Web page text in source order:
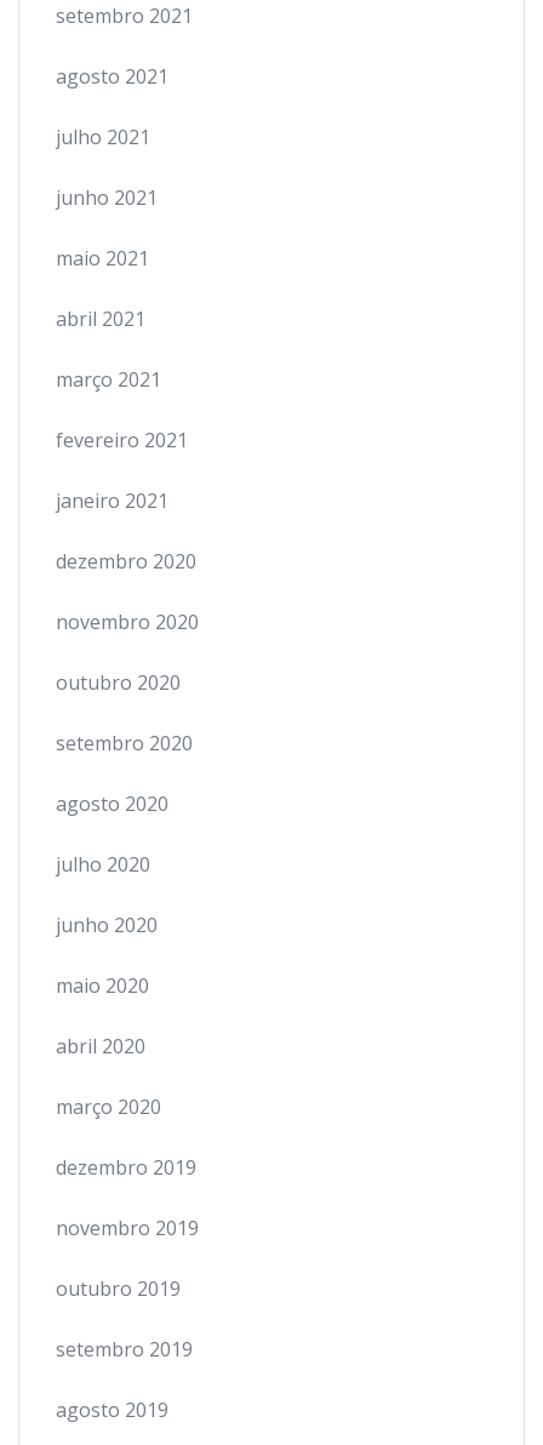
setembro 2021
agosto 2021
julho 2021
junho 2021
maio 2021
abril 2021
março 2021
fevereiro 2021
janeiro 2021
dezembro 2020
novembro 2020
outubro 2020
setembro 2020
agosto 2020
julho 2020
junho 2020
maio 2020
abril 2020
março 2020
dezembro 2019
novembro 2019
outubro 2019
setembro 2019
agosto 2019